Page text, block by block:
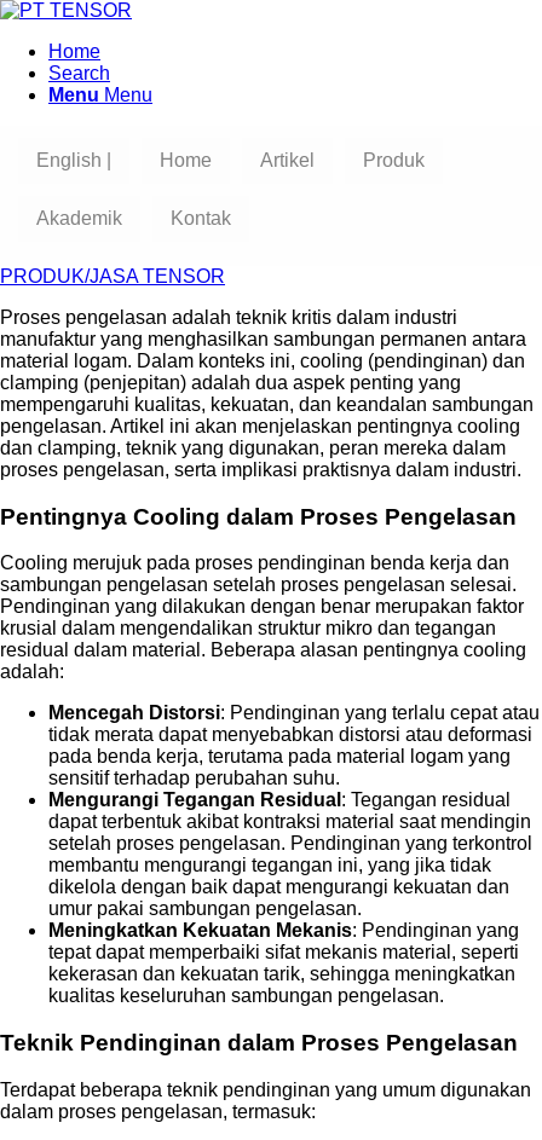
Home
Search
Menu Menu
English | Home Artikel Produk
Akademik Kontak
PRODUK/JASA TENSOR
Proses pengelasan adalah teknik kritis dalam industri
manufaktur yang menghasilkan sambungan permanen antara
material logam. Dalam konteks ini, cooling (pendinginan) dan
clamping (penjepitan) adalah dua aspek penting yang
mempengaruhi kualitas, kekuatan, dan keandalan sambungan
pengelasan. Artikel ini akan menjelaskan pentingnya cooling
dan clamping, teknik yang digunakan, peran mereka dalam
proses pengelasan, serta implikasi praktisnya dalam industri.
Pentingnya Cooling dalam Proses Pengelasan
Cooling merujuk pada proses pendinginan benda kerja dan
sambungan pengelasan setelah proses pengelasan selesai.
Pendinginan yang dilakukan dengan benar merupakan faktor
krusial dalam mengendalikan struktur mikro dan tegangan
residual dalam material. Beberapa alasan pentingnya cooling
adalah:
Mencegah Distorsi: Pendinginan yang terlalu cepat atau
tidak merata dapat menyebabkan distorsi atau deformasi
pada benda kerja, terutama pada material logam yang
sensitif terhadap perubahan suhu.
Mengurangi Tegangan Residual : Tegangan residual
dapat terbentuk akibat kontraksi material saat mendingin
setelah proses pengelasan. Pendinginan yang terkontrol
membantu mengurangi tegangan ini, yang jika tidak
dikelola dengan baik dapat mengurangi kekuatan dan
umur pakai sambungan pengelasan.
Meningkatkan Kekuatan Mekanis: Pendinginan yang
tepat dapat memperbaiki sifat mekanis material, seperti
kekerasan dan kekuatan tarik, sehingga meningkatkan
kualitas keseluruhan sambungan pengelasan.
Teknik Pendinginan dalam Proses Pengelasan
Terdapat beberapa teknik pendinginan yang umum digunakan
dalam proses pengelasan, termasuk: